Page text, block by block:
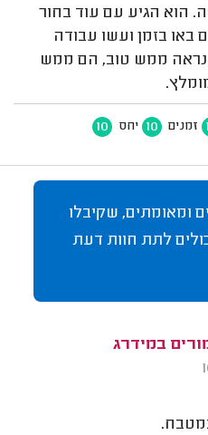
הוא הגיע עם עוד בחור
באו בזמן ועשו עבודה
נראה ממש טוב, הם ממש
זמנים 10 יחס 10
ומאומתים, שקיבלו
לתת חוות דעת
במידרג